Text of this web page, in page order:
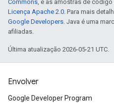
Commons, e as amostras de
Licença Apache 2.0. Para mais
Google Developers. Java é uma
afiliadas.
Última atualização 2026-05-21 UTC.
Envolver
Google Developer Program